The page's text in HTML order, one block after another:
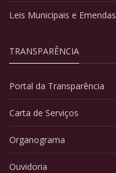
Leis Municipais e Emendas
TRANSPARÊNCIA
Portal da Transparência
Carta de Serviços
Organograma
Ouvidoria